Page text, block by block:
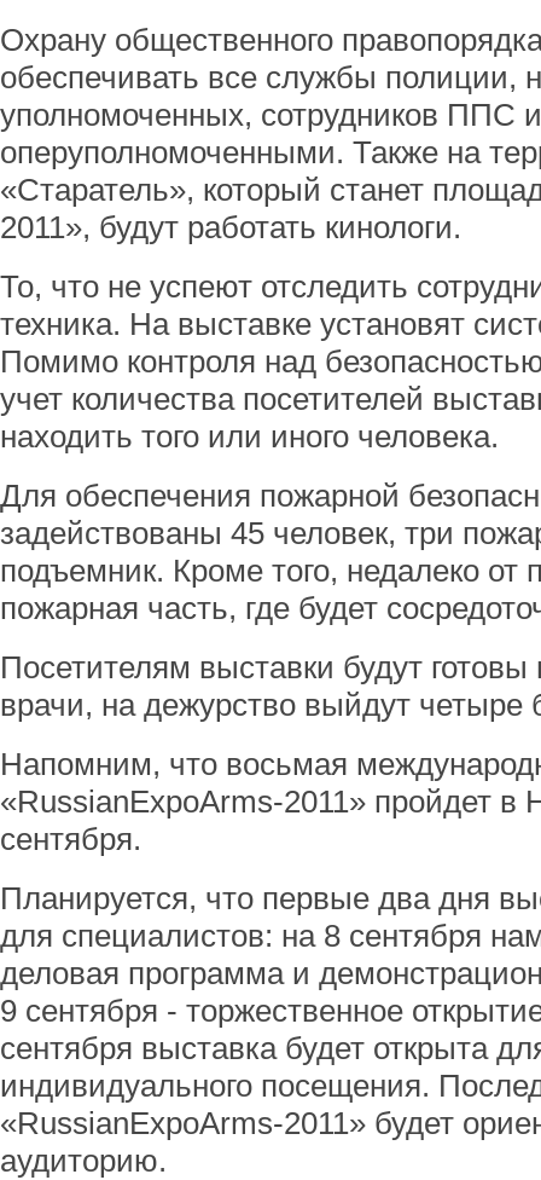
Охрану общественного
обеспечивать все службы полиции,
уполномоченных, сотрудников ППС
оперуполномоченными. Также на
«Старатель», который станет
2011», будут работать кинологи.
То, что не успеют отследить
техника. На выставке установят
Помимо контроля над
учет количества посетителей
находить того или иного человека.
Для обеспечения пожарной
задействованы 45 человек, три
подъемник. Кроме того, недалеко от
пожарная часть, где будет
Посетителям выставки будут
врачи, на дежурство выйдут
Напомним, что восьмая
«RussianExpoArms-2011» пройдет в
сентября.
Планируется, что первые два дня
для специалистов: на 8 сентября
деловая программа и
9 сентября - торжественное
сентября выставка будет открыта
индивидуального посещения.
«RussianExpoArms-2011» будет
аудиторию.